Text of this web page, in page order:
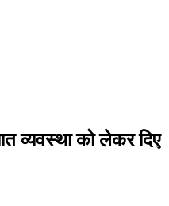
व्यवस्था को लेकर दिए